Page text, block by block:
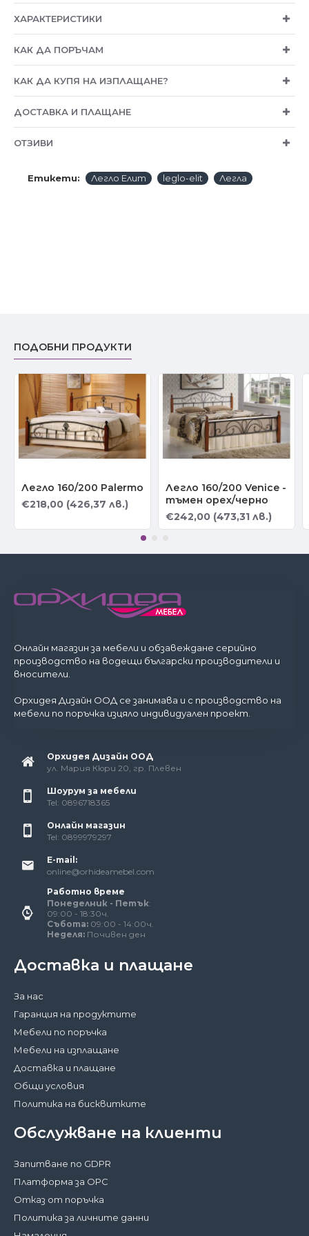
ХАРАКТЕРИСТИКИ
КАК ДА ПОРЪЧАМ
КАК ДА КУПЯ НА ИЗПЛАЩАНЕ?
ДОСТАВКА И ПЛАЩАНЕ
ОТЗИВИ
Етикети: Легло Елит leglo-elit Легла
ПОДОБНИ ПРОДУКТИ
Легло 160/200 Palermo
€218,00 (426,37 лв.)
Легло 160/200 Venice -
тъмен орех/черно
€242,00 (473,31 лв.)
Онлайн магазин за мебели и обзавеждане серийно
производство на водещи български производители и
вносители.
Орхидея Дизайн ООД се занимава и с производство на
мебели по поръчка изцяло индивидуален проект.
Орхидея Дизайн ООД
ул. Мария Кюри 20, гр. Плевен
Шоурум за мебели
Tel: 0896718365
Онлайн магазин
Tel: 0899979297
E-mail:
online@orhideamebel.com
Работно време
Понеделник - Петък:
09:00 - 18:30ч.
Събота: 09:00 - 14:00ч.
Неделя: Почивен ден
Доставка и плащане
За нас
Гаранция на продуктите
Мебели по поръчка
Мебели на изплащане
Доставка и плащане
Общи условия
Политика на бисквитките
Обслужване на клиенти
Запитване по GDPR
Платформа за ОРС
Отказ от поръчка
Политика за личните данни